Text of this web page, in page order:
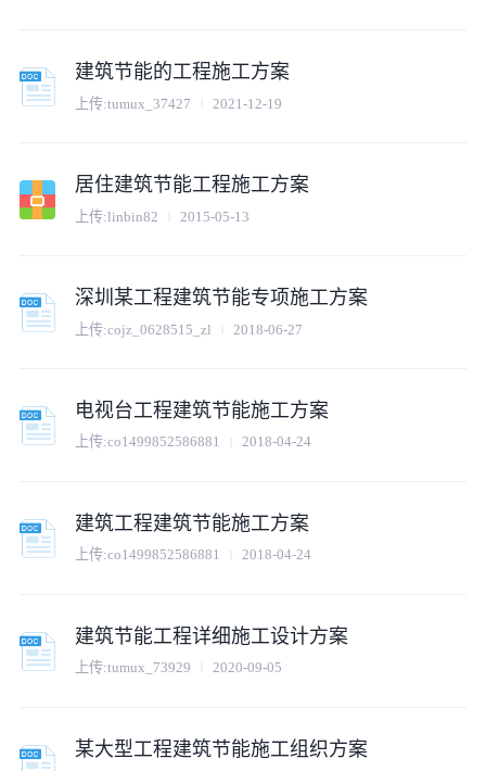
建筑节能的工程施工方案
上传:tumux_37427 2021-12-19
居住建筑节能工程施工方案
上传:linbin82 2015-05-13
深圳某工程建筑节能专项施工方案
上传:cojz_0628515_zl 2018-06-27
电视台工程建筑节能施工方案
上传:co1499852586881 2018-04-24
建筑工程建筑节能施工方案
上传:co1499852586881 2018-04-24
建筑节能工程详细施工设计方案
上传:tumux_73929 2020-09-05
某大型工程建筑节能施工组织方案